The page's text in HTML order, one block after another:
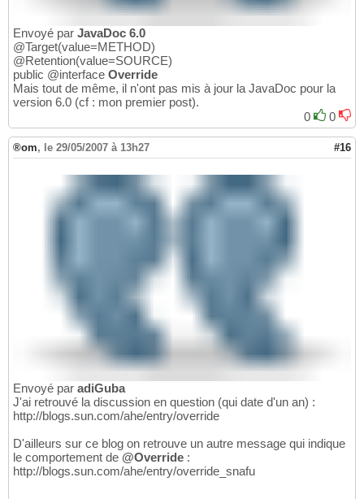
Envoyé par JavaDoc 6.0
@Target(value=METHOD)
@Retention(value=SOURCE)
public @interface Override
Mais tout de même, il n'ont pas mis à jour la JavaDoc pour la
version 6.0 (cf : mon premier post).
0
0
®om, le 29/05/2007 à 13h27 #16
Envoyé par adiGuba
J'ai retrouvé la discussion en question (qui date d'un an) :
http://blogs.sun.com/ahe/entry/override
D'ailleurs sur ce blog on retrouve un autre message qui indique
le comportement de @Override :
http://blogs.sun.com/ahe/entry/override_snafu